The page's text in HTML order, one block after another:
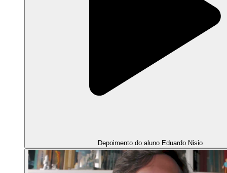
Depoimento do aluno Eduardo Nisio